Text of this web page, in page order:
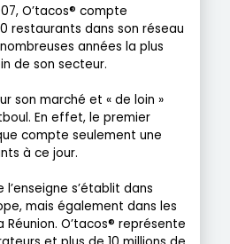
O’tacos® compte
restaurants dans son réseau
années la plus
de son secteur.
son marché et « de loin »
En effet, le premier
compte seulement une
à ce jour.
s’établit dans
mais également dans les
Réunion. O’tacos® représente